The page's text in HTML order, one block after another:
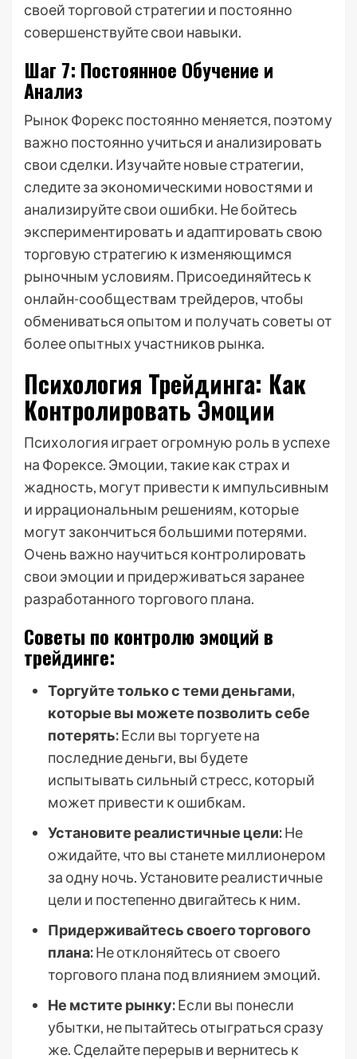
своей торговой стратегии и постоянно
совершенствуйте свои навыки.
Шаг 7: Постоянное Обучение и
Анализ
Рынок Форекс постоянно меняется, поэтому
важно постоянно учиться и анализировать
свои сделки. Изучайте новые стратегии,
следите за экономическими новостями и
анализируйте свои ошибки. Не бойтесь
экспериментировать и адаптировать свою
торговую стратегию к изменяющимся
рыночным условиям. Присоединяйтесь к
онлайн-сообществам трейдеров, чтобы
обмениваться опытом и получать советы от
более опытных участников рынка.
Психология Трейдинга: Как
Контролировать Эмоции
Психология играет огромную роль в успехе
на Форексе. Эмоции, такие как страх и
жадность, могут привести к импульсивным
и иррациональным решениям, которые
могут закончиться большими потерями.
Очень важно научиться контролировать
свои эмоции и придерживаться заранее
разработанного торгового плана.
Советы по контролю эмоций в
трейдинге:
Торгуйте только с теми деньгами,
которые вы можете позволить себе
потерять:Если вы торгуете на
последние деньги, вы будете
испытывать сильный стресс, который
может привести к ошибкам.
Установите реалистичные цели:Не
ожидайте, что вы станете миллионером
за одну ночь. Установите реалистичные
цели и постепенно двигайтесь к ним.
Придерживайтесь своего торгового
плана:Не отклоняйтесь от своего
торгового плана под влиянием эмоций.
Не мстите рынку:Если вы понесли
убытки, не пытайтесь отыграться сразу
же. Сделайте перерыв и вернитесь к